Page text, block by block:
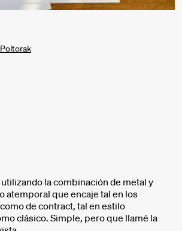
la combinación de metal y
atemporal que encaje tal en los
de contract, tal en estilo
clásico. Simple, pero que llamé la